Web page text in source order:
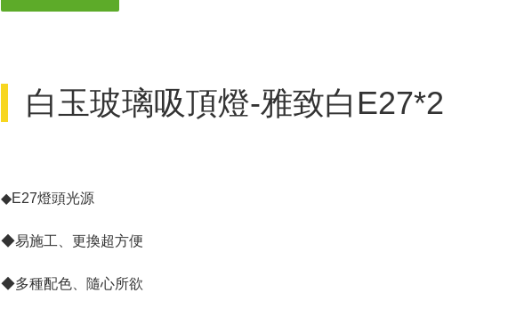
白玉玻璃吸頂燈-雅致白E27*2
◆E27燈頭光源
◆易施工、更換超方便
◆多種配色、隨心所欲